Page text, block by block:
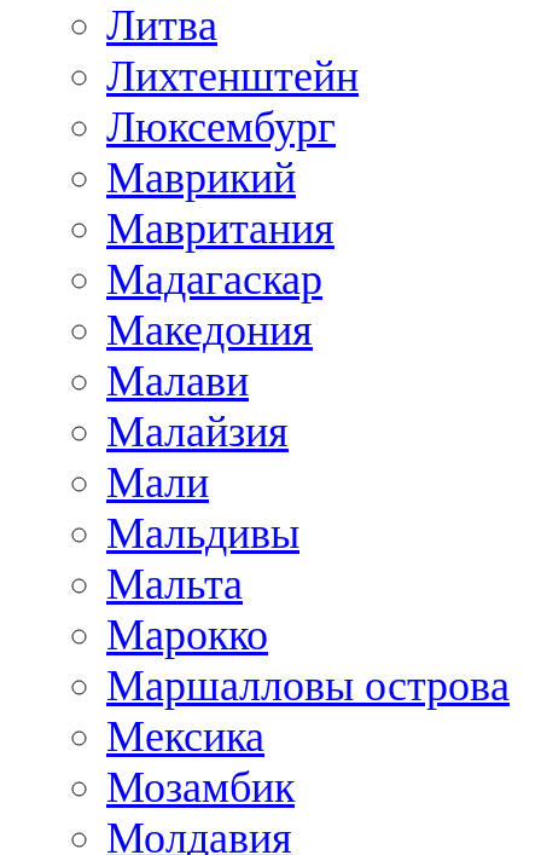
Литва
Лихтенштейн
Люксембург
Маврикий
Мавритания
Мадагаскар
Македония
Малави
Малайзия
Мали
Мальдивы
Мальта
Марокко
Маршалловы острова
Мексика
Мозамбик
Молдавия